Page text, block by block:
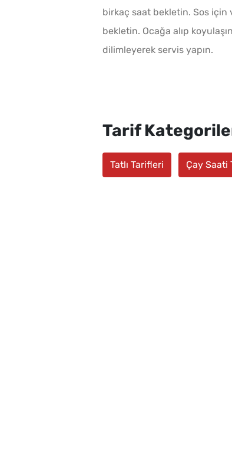
birkaç saat bekletin. Sos için
bekletin. Ocağa alıp
dilimleyerek servis yapın.
Tarif
Tatlı Tarifleri Çay Saati